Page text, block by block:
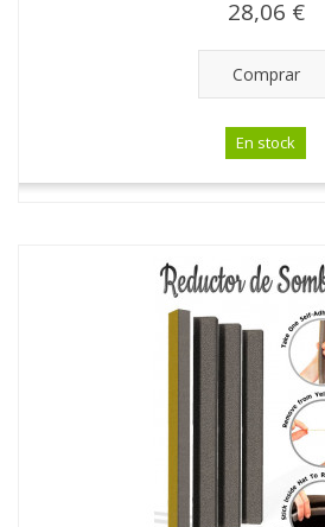
28,06 €
Comprar
En stock